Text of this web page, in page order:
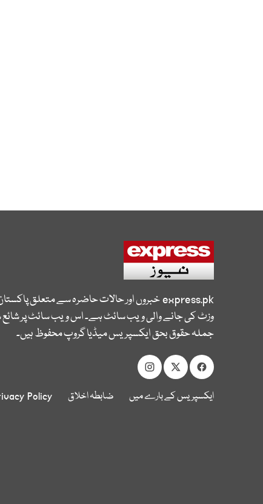
express.pkخبروں اور حالات حاضرہ سے متعلق
وزٹ کی جانے والی ویب سائٹ ہے۔ اس ویب سائٹ پر شائع
جملہ حقوق بحق ایکسپریس میڈیا گروپ محفوظ ہیں۔
ایکسپریس کے بارے میں ضابطہ اخلاق Policy